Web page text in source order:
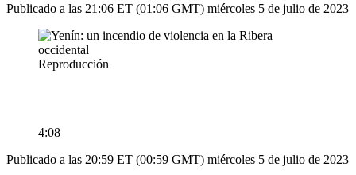
Publicado a las 21:06 ET (01:06 GMT) miércoles 5 de julio de 2023
Reproducción
4:08
Publicado a las 20:59 ET (00:59 GMT) miércoles 5 de julio de 2023